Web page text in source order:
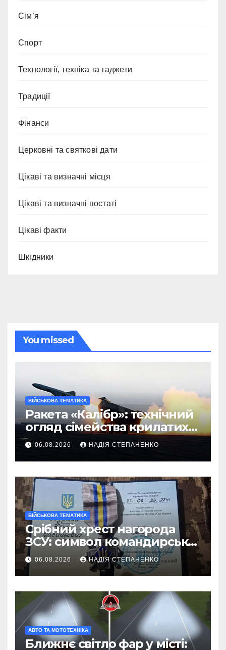
Сім’я
Спорт
Технології, техніка та гаджети
Традиції
Фінанси
Церковні та святкові дати
Цікаві та визначні місця
Цікаві та визначні постаті
Цікаві факти
Шкідники
You missed
ВІЙСЬКОВА ТЕМАТИКА
Ракета «Калібр»: технічний
огляд сімейства крилатих
ракет
06.08.2026 НАДІЯ СТЕПАНЕНКО
ВІЙСЬКОВА ТЕМАТИКА
Срібний хрест нагорода
ЗСУ: символ командирської
майстерності
06.08.2026 НАДІЯ СТЕПАНЕНКО
АВТО ТА МОТОТЕХНІКА
Ближнє світло фар у місті: